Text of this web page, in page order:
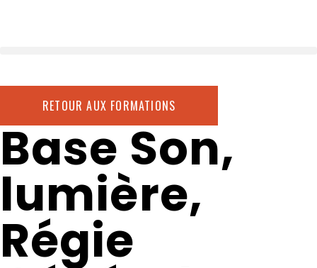
RETOUR AUX FORMATIONS
Base Son,
lumière,
Régie